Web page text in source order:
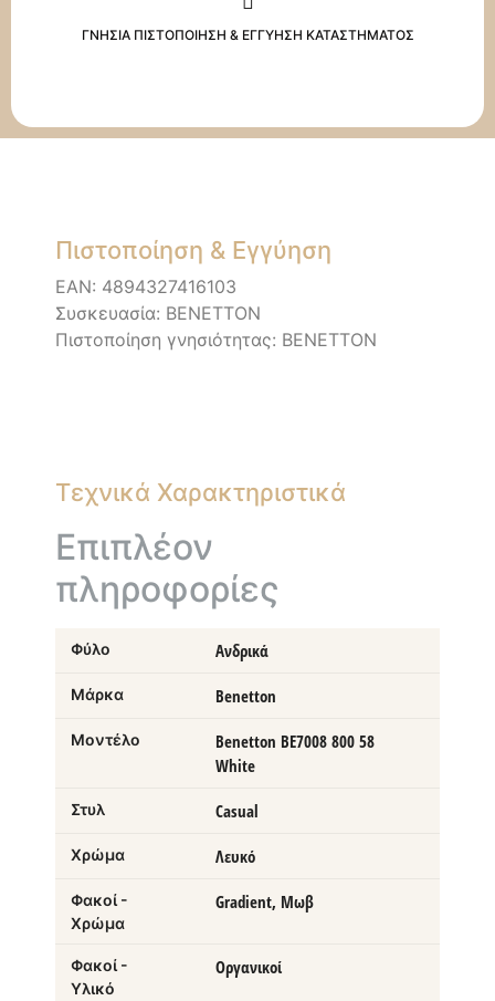
ΓΝΗΣΙΑ ΠΙΣΤΟΠΟΙΗΣΗ & ΕΓΓΥΗΣΗ ΚΑΤΑΣΤΗΜΑΤΟΣ
Πιστοποίηση & Εγγύηση
EAN: 4894327416103
Συσκευασία: BENETTON
Πιστοποίηση γνησιότητας: BENETTON
Τεχνικά Χαρακτηριστικά
Επιπλέον
πληροφορίες
Φύλο Ανδρικά
Μάρκα Benetton
Μοντέλο
Benetton BE7008 800 58
White
Στυλ Casual
Χρώμα Λευκό
Φακοί -
Χρώμα
Gradient, Μωβ
Φακοί -
Υλικό
Οργανικοί